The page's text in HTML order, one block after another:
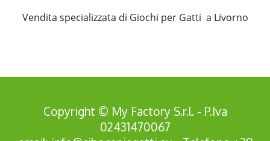
Vendita specializzata di Giochi per Gatti a Livorno
Copyright © My Factory S.r.l. - P.Iva
02431470067